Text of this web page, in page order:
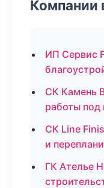
Компании
ИП Сервис
СК Камень
работы под
СК Line
и
ГК Ателье